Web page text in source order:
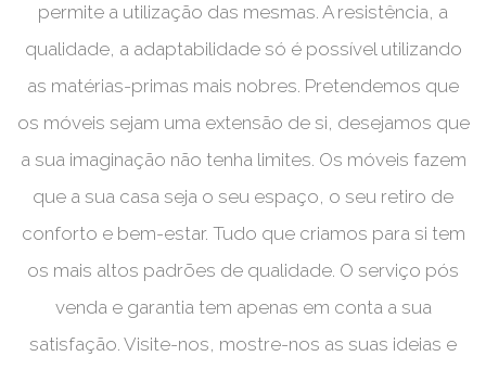
permite a utilização das mesmas. A resistência, a
qualidade, a adaptabilidade só é possível utilizando
as matérias-primas mais nobres. Pretendemos que
os móveis sejam uma extensão de si, desejamos que
a sua imaginação não tenha limites. Os móveis fazem
que a sua casa seja o seu espaço, o seu retiro de
conforto e bem-estar. Tudo que criamos para si tem
os mais altos padrões de qualidade. O serviço pós
venda e garantia tem apenas em conta a sua
satisfação. Visite-nos, mostre-nos as suas ideias e